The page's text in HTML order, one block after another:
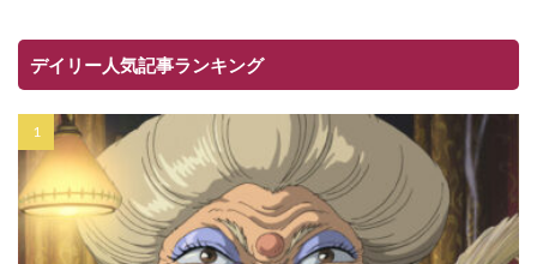
デイリー人気記事ランキング